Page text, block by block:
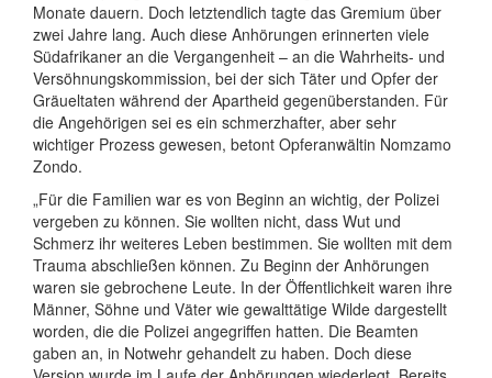
Monate dauern. Doch letztendlich tagte das Gremium über
zwei Jahre lang. Auch diese Anhörungen erinnerten viele
Südafrikaner an die Vergangenheit – an die Wahrheits- und
Versöhnungskommission, bei der sich Täter und Opfer der
Gräueltaten während der Apartheid gegenüberstanden. Für
die Angehörigen sei es ein schmerzhafter, aber sehr
wichtiger Prozess gewesen, betont Opferanwältin Nomzamo
Zondo.
„Für die Familien war es von Beginn an wichtig, der Polizei
vergeben zu können. Sie wollten nicht, dass Wut und
Schmerz ihr weiteres Leben bestimmen. Sie wollten mit dem
Trauma abschließen können. Zu Beginn der Anhörungen
waren sie gebrochene Leute. In der Öffentlichkeit waren ihre
Männer, Söhne und Väter wie gewalttätige Wilde dargestellt
worden, die die Polizei angegriffen hatten. Die Beamten
gaben an, in Notwehr gehandelt zu haben. Doch diese